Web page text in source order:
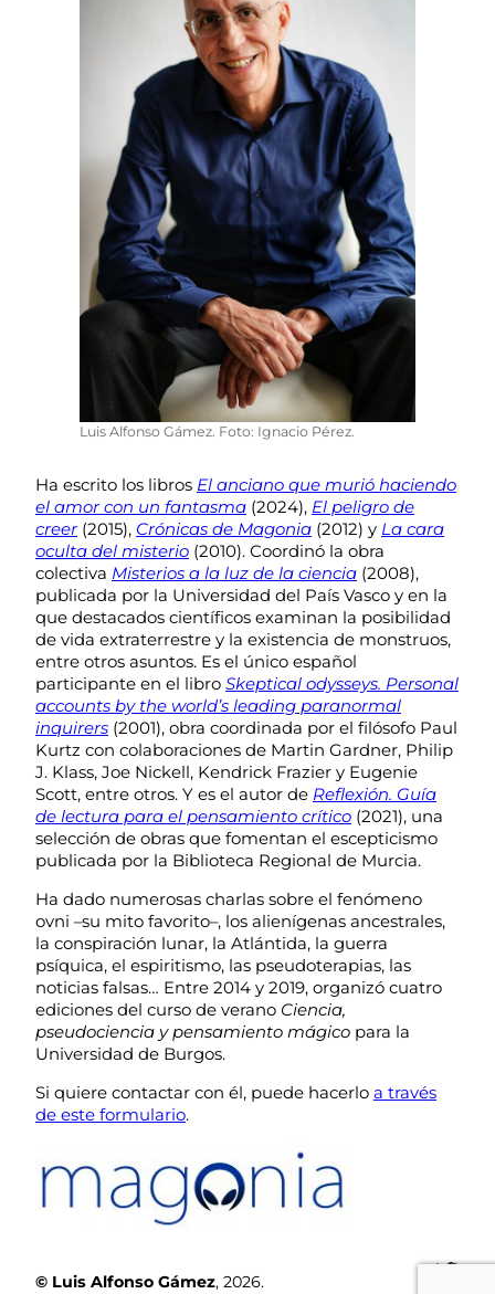
Luis Alfonso Gámez. Foto: Ignacio Pérez.
Ha escrito los libros El anciano que murió haciendo
el amor con un fantasma (2024), El peligro de
creer(2015), Crónicas de Magonia (2012) y La cara
oculta del misterio (2010). Coordinó la obra
colectiva Misterios a la luz de la ciencia (2008),
publicada por la Universidad del País Vasco y en la
que destacados científicos examinan la posibilidad
de vida extraterrestre y la existencia de monstruos,
entre otros asuntos. Es el único español
participante en el libro Skeptical odysseys. Personal
accounts by the world’s leading paranormal
inquirers (2001), obra coordinada por el filósofo Paul
Kurtz con colaboraciones de Martin Gardner, Philip
J. Klass, Joe Nickell, Kendrick Frazier y Eugenie
Scott, entre otros. Y es el autor de Reflexión. Guía
de lectura para el pensamiento crítico (2021), una
selección de obras que fomentan el escepticismo
publicada por la Biblioteca Regional de Murcia.
Ha dado numerosas charlas sobre el fenómeno
ovni –su mito favorito–, los alienígenas ancestrales,
la conspiración lunar, la Atlántida, la guerra
psíquica, el espiritismo, las pseudoterapias, las
noticias falsas… Entre 2014 y 2019, organizó cuatro
ediciones del curso de verano Ciencia,
pseudociencia y pensamiento mágico para la
Universidad de Burgos.
Si quiere contactar con él, puede hacerlo a través
de este formulario.
© Luis Alfonso Gámez, 2026.